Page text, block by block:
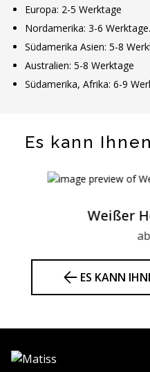
Europa: 2-5 Werktage
Nordamerika: 3-6 Werktage.
Südamerika Asien: 5-8
Australien: 5-8 Werktage
Südamerika, Afrika: 6-9
Es kann
Weißer
ES KANN